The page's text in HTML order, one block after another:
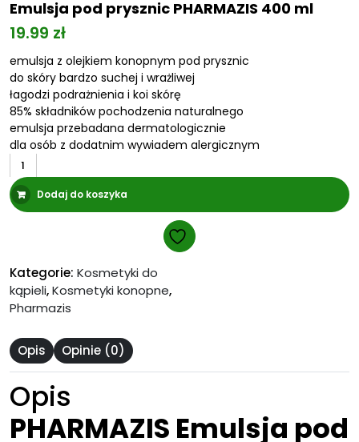
Emulsja pod prysznic PHARMAZIS 400 ml
19.99 zł
emulsja z olejkiem konopnym pod prysznic
do skóry bardzo suchej i wrażliwej
łagodzi podrażnienia i koi skórę
85% składników pochodzenia naturalnego
emulsja przebadana dermatologicznie
dla osób z dodatnim wywiadem alergicznym
ilość
Emulsja
pod
ml
Dodaj do koszyka
Kategorie: Kosmetyki do
kąpieli,Kosmetyki konopne,
Pharmazis
Opis Opinie (0)
Opis
PHARMAZIS Emulsja pod